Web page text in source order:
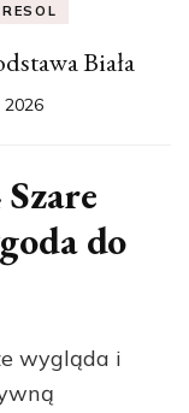
RESOL
Biała
2026
do
wygląda i